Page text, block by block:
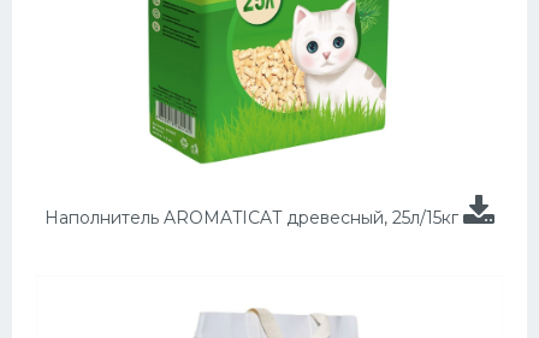
Наполнитель AROMATICAT древесный, 25л/15кг